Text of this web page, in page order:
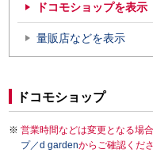
ドコモショップを表示
量販店などを表示
ドコモショップ
営業時間などは変更となる場
プ／d gardenからご確認くださ